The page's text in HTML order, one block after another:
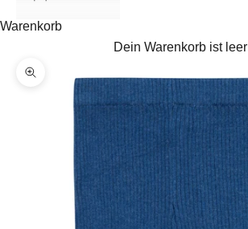
Warenkorb
Dein Warenkorb ist leer
Bild vergrößern